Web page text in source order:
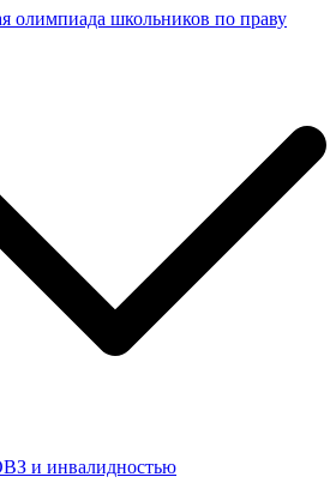
олимпиада школьников по праву
и инвалидностью